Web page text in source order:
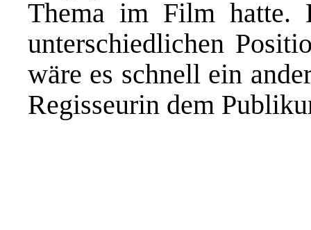
Thema im Film hatte.
unterschiedlichen
wäre es schnell ein
Regisseurin dem